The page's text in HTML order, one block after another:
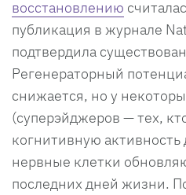
восстановлению
публикация в журнале
подтвердила
Регенераторный
снижается, но у
(суперэйджеров — тех,
когнитивную активность
нервные клетки
последних дней жизни.